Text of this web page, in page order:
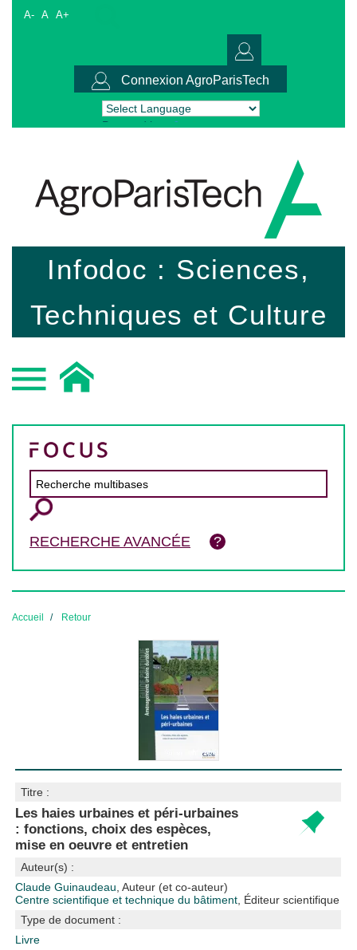
A- A A+
Connexion AgroParisTech
Powered by Translate
Infodoc : Sciences,
Techniques et Culture
RECHERCHE AVANCÉE
Accueil Retour
Titre :
Les haies urbaines et péri-urbaines
: fonctions, choix des espèces,
mise en oeuvre et entretien
Auteur(s) :
Claude Guinaudeau , Auteur (et co-auteur)
Centre scientifique et technique du bâtiment , Éditeur scientifique
Type de document :
Livre